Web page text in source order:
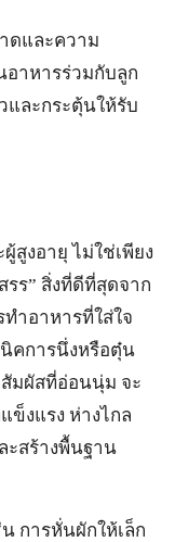
ดและความ
อาหารร่วมกับลูก
และกระตุ้นให้รับ
สูงอายุ ไม่ใช่เพียง
รร” สิ่งที่ดีที่สุดจาก
ำอาหารที่ใส่ใจ
คการนึ่งหรือตุ๋น
มผัสที่อ่อนนุ่ม จะ
งแรง ห่างไกล
ะสร้างพื้นฐาน
การหั่นผักให้เล็ก